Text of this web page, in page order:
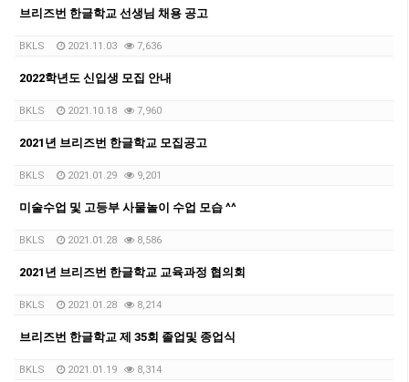
브리즈번 한글학교 선생님 채용 공고
BKLS 2021.11.03 7,636
2022학년도 신입생 모집 안내
BKLS 2021.10.18 7,960
2021년 브리즈번 한글학교 모집공고
BKLS 2021.01.29 9,201
미술수업 및 고등부 사물놀이 수업 모습 ^^
BKLS 2021.01.28 8,586
2021년 브리즈번 한글학교 교육과정 협의회
BKLS 2021.01.28 8,214
브리즈번 한글학교 제 35회 졸업및 종업식
BKLS 2021.01.19 8,314